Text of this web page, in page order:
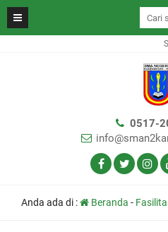
0517-
Anda ada di : Beranda -